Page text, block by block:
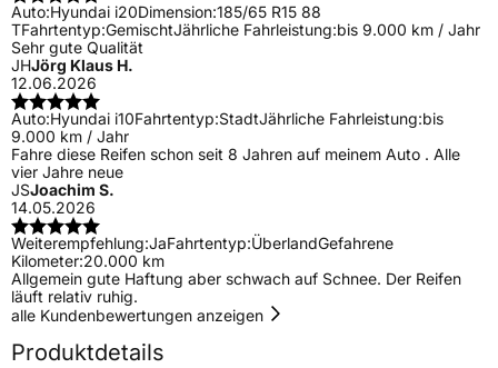
Auto:Hyundai i20Dimension:185/65 R15 88
TFahrtentyp:GemischtJährliche Fahrleistung:bis 9.000 km / Jahr
Sehr gute Qualität
JHJörg Klaus H.
12.06.2026
Auto:Hyundai i10Fahrtentyp:StadtJährliche Fahrleistung:bis
9.000 km / Jahr
Fahre diese Reifen schon seit 8 Jahren auf meinem Auto . Alle
vier Jahre neue
JSJoachim S.
14.05.2026
Weiterempfehlung:JaFahrtentyp:ÜberlandGefahrene
Kilometer:20.000 km
Allgemein gute Haftung aber schwach auf Schnee. Der Reifen
läuft relativ ruhig.
alle Kundenbewertungen anzeigen
Produktdetails